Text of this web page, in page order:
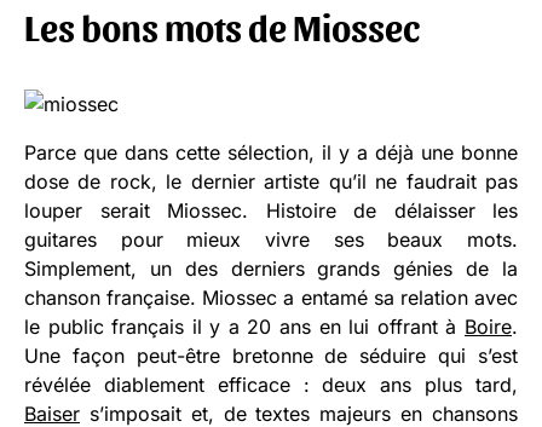
Les bons mots de Miossec
Parce que dans cette sélection, il y a déjà une bonne
dose de rock, le dernier artiste qu’il ne faudrait pas
louper serait Miossec. Histoire de délaisser les
guitares pour mieux vivre ses beaux mots.
Simplement, un des derniers grands génies de la
chanson française. Miossec a entamé sa relation avec
le public français il y a 20 ans en lui offrant à Boire.
Une façon peut-être bretonne de séduire qui s’est
révélée diablement efficace : deux ans plus tard,
Baiser s’imposait et, de textes majeurs en chansons